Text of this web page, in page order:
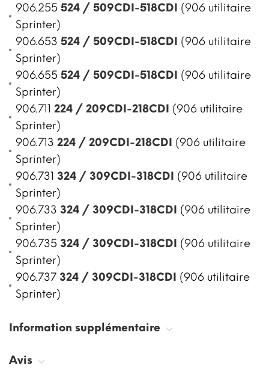
906.255 524 / 509CDI-518CDI (906 utilitaire
Sprinter)
906.653 524 / 509CDI-518CDI (906 utilitaire
Sprinter)
906.655 524 / 509CDI-518CDI (906 utilitaire
Sprinter)
906.711 224 / 209CDI-218CDI (906 utilitaire
Sprinter)
906.713 224 / 209CDI-218CDI (906 utilitaire
Sprinter)
906.731 324 / 309CDI-318CDI (906 utilitaire
Sprinter)
906.733 324 / 309CDI-318CDI (906 utilitaire
Sprinter)
906.735 324 / 309CDI-318CDI (906 utilitaire
Sprinter)
906.737 324 / 309CDI-318CDI (906 utilitaire
Sprinter)
Information supplémentaire
Avis